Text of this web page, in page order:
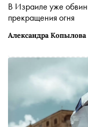
Александра Копылова
В Израиле уже
прекращения огня